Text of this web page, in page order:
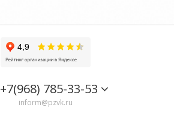
+7(968) 785-33-53
inform@pzvk.ru